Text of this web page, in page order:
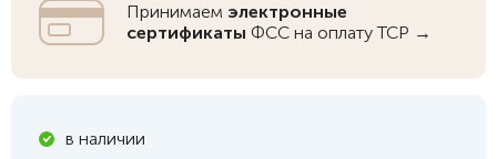
Принимаем электронные
сертификаты ФСС на оплату ТСР →
в наличии